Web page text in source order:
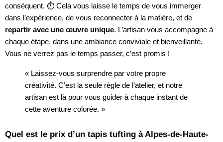
conséquent. ⏱️ Cela vous laisse le temps de vous immerger
dans l’expérience, de vous reconnecter à la matière, et de
repartir avec une œuvre unique. L’artisan vous accompagne à
chaque étape, dans une ambiance conviviale et bienveillante.
Vous ne verrez pas le temps passer, c’est promis !
« Laissez-vous surprendre par votre propre
créativité. C’est la seule règle de l’atelier, et notre
artisan est là pour vous guider à chaque instant de
cette aventure colorée. »
Quel est le prix d’un tapis tufting à Alpes-de-Haute-